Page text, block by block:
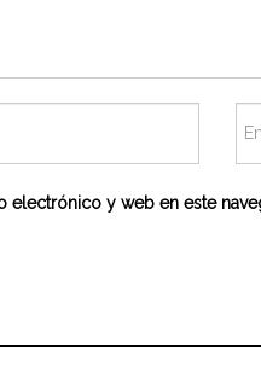
electrónico y web en este